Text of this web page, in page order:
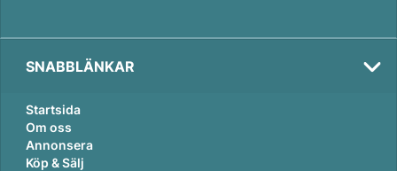
SNABBLÄNKAR
Startsida
Om oss
Annonsera
Köp & Sälj